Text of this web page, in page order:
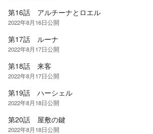
第16話 アルチーナとロエル
2022年8月16日公開
第17話 ルーナ
2022年8月17日公開
第18話 来客
2022年8月17日公開
第19話 ハーシェル
2022年8月18日公開
第20話 屋敷の鍵
2022年8月18日公開